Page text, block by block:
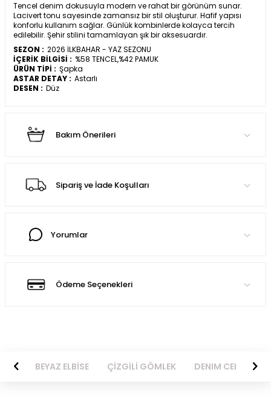
Tencel denim dokusuyla modern ve rahat bir görünüm sunar.
Lacivert tonu sayesinde zamansız bir stil oluşturur. Hafif yapısı
konforlu kullanım sağlar. Günlük kombinlerde kolayca tercih
edilebilir. Şehir stilini tamamlayan şık bir aksesuardır.
SEZON : 2026 İLKBAHAR - YAZ SEZONU
İÇERİK BİLGİSİ : %58 TENCEL,%42 PAMUK
ÜRÜN TİPİ : Şapka
ASTAR DETAY : Astarlı
DESEN : Düz
Bakım Önerileri
Sipariş ve İade Koşulları
Yorumlar
Ödeme Seçenekleri
BEYAZ ELBİSE ÇİZGİLİ GÖMLEK DENIM CEKET